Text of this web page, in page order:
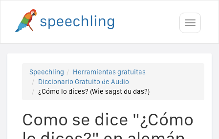
Toggle
Speechling
Herramientas gratuitas
Diccionario Gratuito de Audio
¿Cómo lo dices? (Wie sagst du das?)
Como se dice "¿Cómo